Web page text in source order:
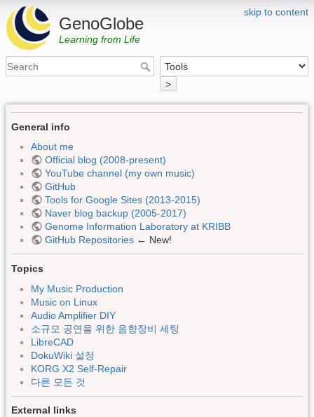
skip to content
GenoGlobe
Learning from Life
>
General info
About me
Official blog (2008-present)
YouTube channel (my own music)
GitHub
Tools for Google Sites (2013-2015)
Naver blog backup (2005-2017)
Genome Information Laboratory at KRIBB
GitHub Repositories← New!
Topics
My Music Production
Music on Linux
Audio Amplifier DIY
소규모 공연을 위한 음향장비 세팅
LibreCAD
DokuWiki 설정
KORG X2 Self-Repair
다른 모든 것
External links